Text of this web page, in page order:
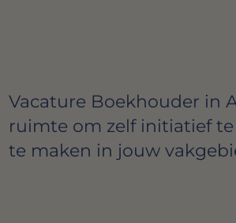
Vacature Boekhouder in
ruimte om zelf initiatief
te maken in jouw